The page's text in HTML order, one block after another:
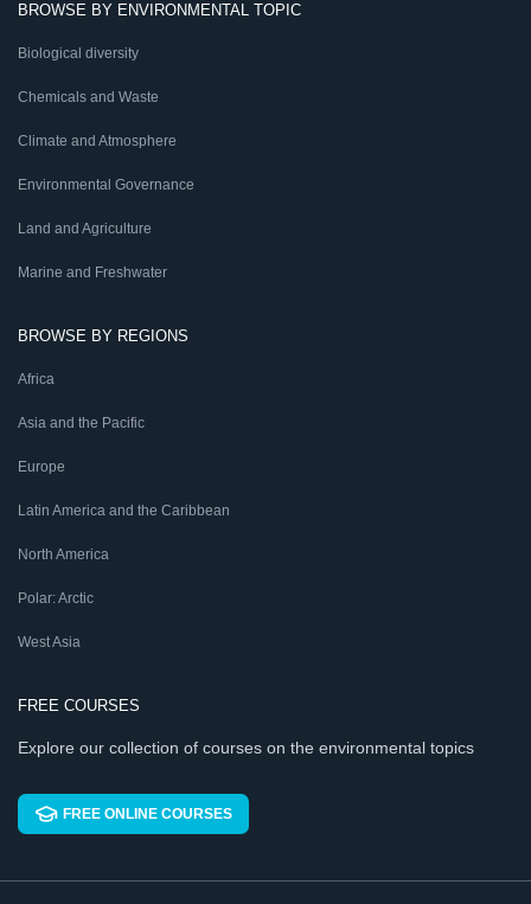
BROWSE BY ENVIRONMENTAL TOPIC
Biological diversity
Chemicals and Waste
Climate and Atmosphere
Environmental Governance
Land and Agriculture
Marine and Freshwater
BROWSE BY REGIONS
Africa
Asia and the Pacific
Europe
Latin America and the Caribbean
North America
Polar: Arctic
West Asia
FREE COURSES
Explore our collection of courses on the environmental topics
FREE ONLINE COURSES